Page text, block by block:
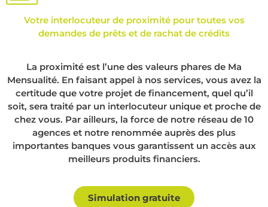
Votre interlocuteur de proximité pour toutes vos
demandes de prêts et de rachat de crédits
La proximité est l’une des valeurs phares de Ma
Mensualité. En faisant appel à nos services, vous avez la
certitude que votre projet de financement, quel qu’il
soit, sera traité par un interlocuteur unique et proche de
chez vous. Par ailleurs, la force de notre réseau de 10
agences et notre renommée auprès des plus
importantes banques vous garantissent un accès aux
meilleurs produits financiers.
Simulation gratuite